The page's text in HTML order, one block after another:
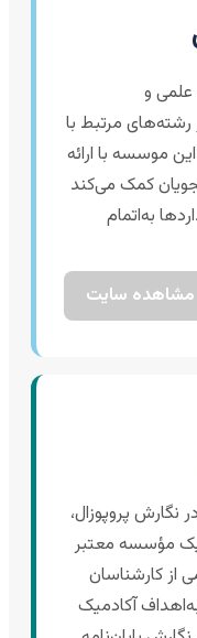
علمی و
رشته‌های مرتبط با
موسسه با ارائه
کمک می‌کند
به‌اتمام
مشاهده سایت
نگارش پروپوزال،
یک مؤسسه معتبر
از کارشناسان
آکادمیک